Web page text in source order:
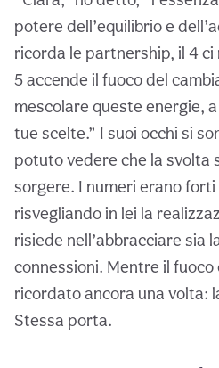
potere dell’equilibrio e
ricorda le partnership, il 4
5 accende il fuoco del
mescolare queste energie,
tue scelte.” I suoi occhi si
potuto vedere che la svolta
sorgere. I numeri erano
risvegliando in lei la
risiede nell’abbracciare sia
connessioni. Mentre il
ricordato ancora una volta:
Stessa porta.